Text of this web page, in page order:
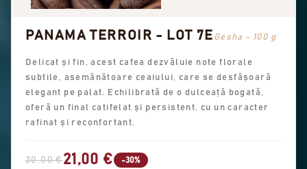
PANAMA TERROIR - LOT 7E Gesha - 100 g
Delicat și fin, acest cafea dezvăluie note florale
subtile, asemănătoare ceaiului, care se desfășoară
elegant pe palat. Echilibrată de o dulceață bogată,
oferă un final catifelat și persistent, cu un caracter
rafinat și reconfortant.
30,00 €21,00 € -30%